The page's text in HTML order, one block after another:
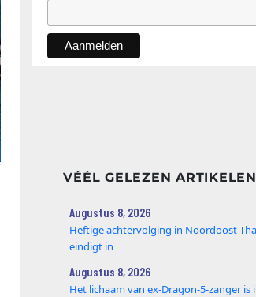
VÉÉL GELEZEN ARTIKELEN
Augustus 8, 2026
Heftige achtervolging in Noordoost-
eindigt in
Augustus 8, 2026
Het lichaam van ex-Dragon‑5‑zanger is